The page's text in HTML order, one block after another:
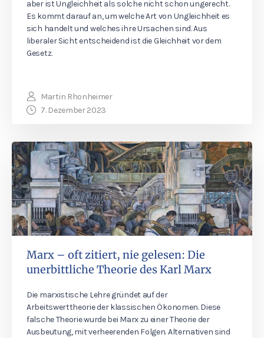
aber ist Ungleichheit als solche nicht schon ungerecht.
Es kommt darauf an, um welche Art von Ungleichheit es
sich handelt und welches ihre Ursachen sind. Aus
liberaler Sicht entscheidend ist die Gleichheit vor dem
Gesetz.
Martin Rhonheimer
7. Dezember 2023
Marx – oft zitiert, nie gelesen: Die
unerbittliche Theorie des Karl Marx
Die marxistische Lehre gründet auf der
Arbeitswerttheorie der klassischen Ökonomen. Diese
falsche Theorie wurde bei Marx zu einer Theorie der
Ausbeutung, mit verheerenden Folgen. Alternativen sind